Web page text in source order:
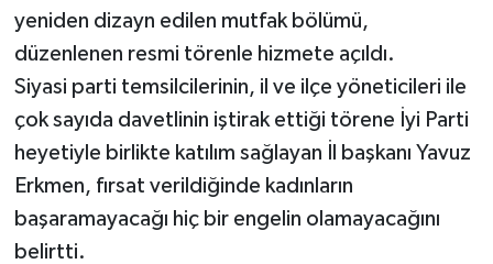
yeniden dizayn edilen mutfak bölümü,
düzenlenen resmi törenle hizmete açıldı.
Siyasi parti temsilcilerinin, il ve ilçe yöneticileri ile
çok sayıda davetlinin iştirak ettiği törene İyi Parti
heyetiyle birlikte katılım sağlayan İl başkanı Yavuz
Erkmen, fırsat verildiğinde kadınların
başaramayacağı hiç bir engelin olamayacağını
belirtti.